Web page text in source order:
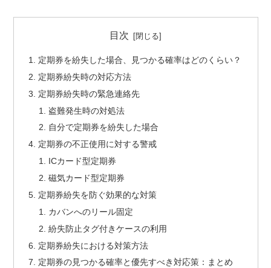
目次
定期券を紛失した場合、見つかる確率はどのくらい？
定期券紛失時の対応方法
定期券紛失時の緊急連絡先
盗難発生時の対処法
自分で定期券を紛失した場合
定期券の不正使用に対する警戒
ICカード型定期券
磁気カード型定期券
定期券紛失を防ぐ効果的な対策
カバンへのリール固定
紛失防止タグ付きケースの利用
定期券紛失における対策方法
定期券の見つかる確率と優先すべき対応策：まとめ